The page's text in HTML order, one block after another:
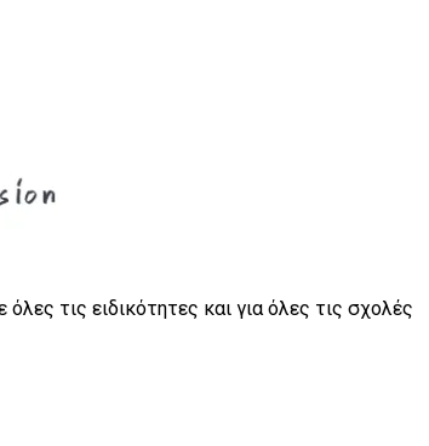
τις ειδικότητες και για όλες τις σχολές